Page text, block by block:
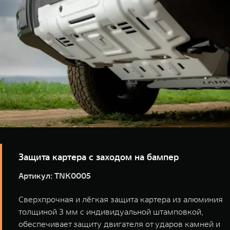
TANK 500
Веди за собой
от 6 499 000 ₽
TANK 700
Сила
от 10 199
TANK Финансы
Корпоративным клиентам
TANK ФИНАНСЫ
TANK Лизинг
TANK Страхование
Сервис
Специальные предложения
Моторные масла
ЦИФРОВЫЕ СЕРВИСЫ TANK
Цифровые сервисы TANK
Подписки
Защита картера с заходом на бампер
Артикул: TNK0005
Сверхпрочная и лёгкая защита картера из алюминия
толщиной 3 мм с индивидуальной штамповкой,
обеспечивает защиту двигателя от ударов камней и